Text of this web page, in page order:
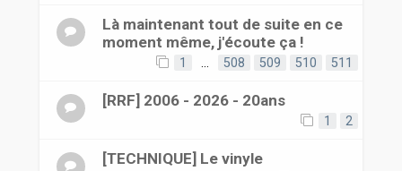
Là maintenant tout de suite en ce
moment même, j'écoute ça !
1 508 509 510 511
[RRF] 2006 - 2026 - 20ans
1 2
[TECHNIQUE] Le vinyle